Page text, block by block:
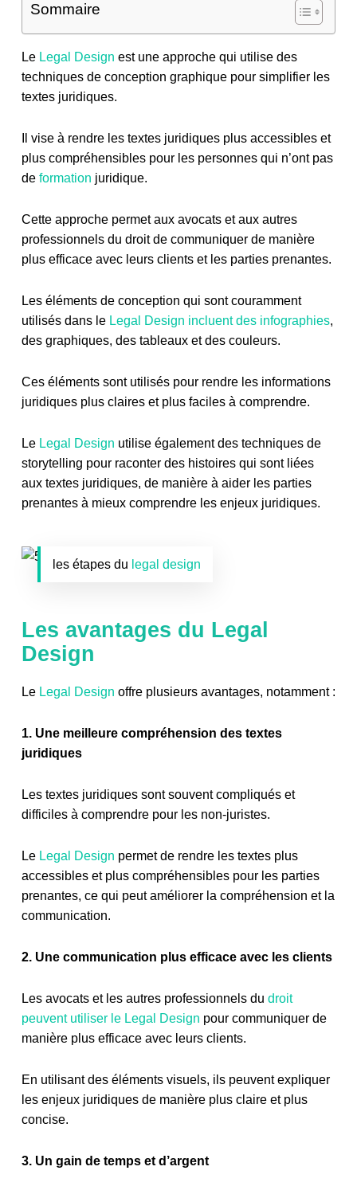
Sommaire
Le Legal Design est une approche qui utilise des
techniques de conception graphique pour simplifier les
textes juridiques.
Il vise à rendre les textes juridiques plus accessibles et
plus compréhensibles pour les personnes qui n’ont pas
de formation juridique.
Cette approche permet aux avocats et aux autres
professionnels du droit de communiquer de manière
plus efficace avec leurs clients et les parties prenantes.
Les éléments de conception qui sont couramment
utilisés dans le Legal Design incluent des infographies,
des graphiques, des tableaux et des couleurs.
Ces éléments sont utilisés pour rendre les informations
juridiques plus claires et plus faciles à comprendre.
Le Legal Design utilise également des techniques de
storytelling pour raconter des histoires qui sont liées
aux textes juridiques, de manière à aider les parties
prenantes à mieux comprendre les enjeux juridiques.
les étapes du legal design
Les avantages du Legal
Design
Le Legal Design offre plusieurs avantages, notamment :
1. Une meilleure compréhension des textes
juridiques
Les textes juridiques sont souvent compliqués et
difficiles à comprendre pour les non-juristes.
Le Legal Design permet de rendre les textes plus
accessibles et plus compréhensibles pour les parties
prenantes, ce qui peut améliorer la compréhension et la
communication.
2. Une communication plus efficace avec les clients
Les avocats et les autres professionnels du droit
peuvent utiliser le Legal Design pour communiquer de
manière plus efficace avec leurs clients.
En utilisant des éléments visuels, ils peuvent expliquer
les enjeux juridiques de manière plus claire et plus
concise.
3. Un gain de temps et d’argent